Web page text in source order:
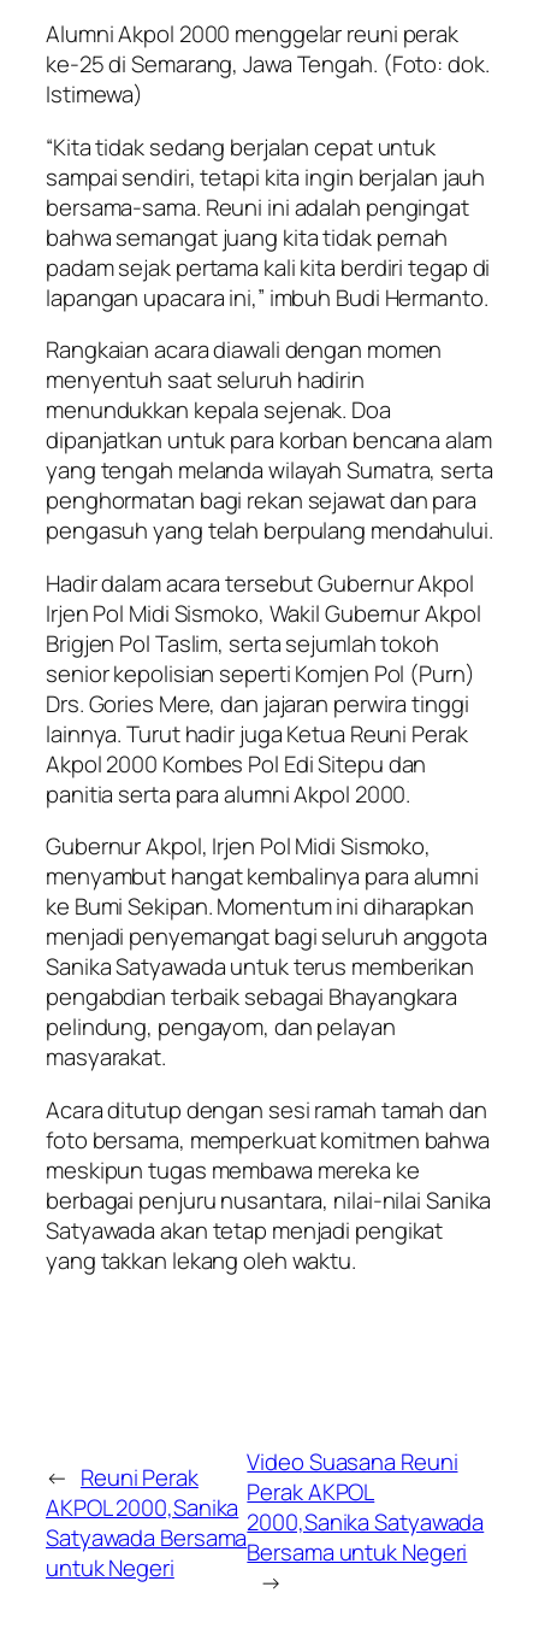
Alumni Akpol 2000 menggelar reuni perak
ke-25 di Semarang, Jawa Tengah. (Foto: dok.
Istimewa)
“Kita tidak sedang berjalan cepat untuk
sampai sendiri, tetapi kita ingin berjalan jauh
bersama-sama. Reuni ini adalah pengingat
bahwa semangat juang kita tidak pernah
padam sejak pertama kali kita berdiri tegap di
lapangan upacara ini,” imbuh Budi Hermanto.
Rangkaian acara diawali dengan momen
menyentuh saat seluruh hadirin
menundukkan kepala sejenak. Doa
dipanjatkan untuk para korban bencana alam
yang tengah melanda wilayah Sumatra, serta
penghormatan bagi rekan sejawat dan para
pengasuh yang telah berpulang mendahului.
Hadir dalam acara tersebut Gubernur Akpol
Irjen Pol Midi Sismoko, Wakil Gubernur Akpol
Brigjen Pol Taslim, serta sejumlah tokoh
senior kepolisian seperti Komjen Pol (Purn)
Drs. Gories Mere, dan jajaran perwira tinggi
lainnya. Turut hadir juga Ketua Reuni Perak
Akpol 2000 Kombes Pol Edi Sitepu dan
panitia serta para alumni Akpol 2000.
Gubernur Akpol, Irjen Pol Midi Sismoko,
menyambut hangat kembalinya para alumni
ke Bumi Sekipan. Momentum ini diharapkan
menjadi penyemangat bagi seluruh anggota
Sanika Satyawada untuk terus memberikan
pengabdian terbaik sebagai Bhayangkara
pelindung, pengayom, dan pelayan
masyarakat.
Acara ditutup dengan sesi ramah tamah dan
foto bersama, memperkuat komitmen bahwa
meskipun tugas membawa mereka ke
berbagai penjuru nusantara, nilai-nilai Sanika
Satyawada akan tetap menjadi pengikat
yang takkan lekang oleh waktu.
← Reuni Perak
AKPOL 2000,Sanika
Satyawada Bersama
untuk Negeri
Video Suasana Reuni
Perak AKPOL
2000,Sanika Satyawada
Bersama untuk Negeri
→